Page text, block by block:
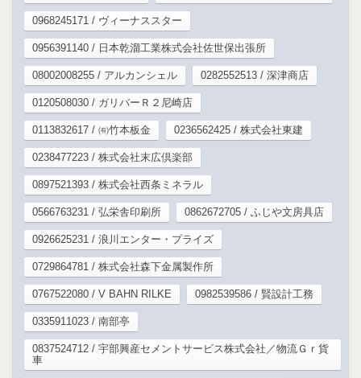
0968245171 / ヴィーナススター
0956391140 / 日本乾溜工業株式会社佐世保出張所
08002008255 / アルカンシェル 0282552513 / 深津商店
0120508030 / ガリバーＲ２尼崎店
0113832617 / ㈲竹本板金 0236562425 / 株式会社東建
0238477223 / 株式会社末広倶楽部
0897521393 / 株式会社西条ミネラル
0566763231 / 弘栄舎印刷所 0862672705 / ふじや文房具店
0926625231 / 浪川エンター・プライズ
0729864781 / 株式会社森下金属製作所
0767522080 / V BAHN RILKE 0982539586 / 賢設計工務
0335911023 / 南部亭
0837524712 / 宇部興産セメントサービス株式会社／物流Ｇｒ貨
車